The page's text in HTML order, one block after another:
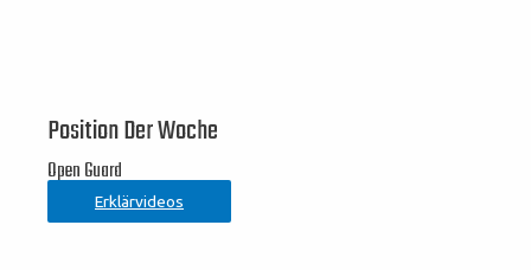
Position Der Woche
Open Guard
Erklärvideos